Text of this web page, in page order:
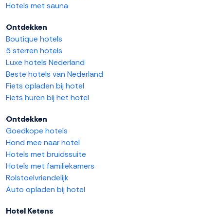
Hotels met sauna
Ontdekken
Boutique hotels
5 sterren hotels
Luxe hotels Nederland
Beste hotels van Nederland
Fiets opladen bij hotel
Fiets huren bij het hotel
Ontdekken
Goedkope hotels
Hond mee naar hotel
Hotels met bruidssuite
Hotels met familiekamers
Rolstoelvriendelijk
Auto opladen bij hotel
Hotel Ketens